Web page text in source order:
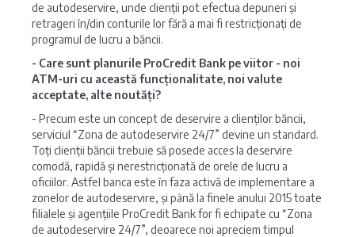
de autodeservire, unde clienții pot efectua depuneri și
retrageri în/din conturile lor fără a mai fi restricționați de
programul de lucru a băncii.
- Care sunt planurile ProCredit Bank pe viitor - noi
ATM-uri cu această funcționalitate, noi valute
acceptate, alte noutăți?
- Precum este un concept de deservire a clienților băncii,
serviciul “Zona de autodeservire 24/7” devine un standard.
Toți clienții băncii trebuie să posede acces la deservire
comodă, rapidă și nerestricționată de orele de lucru a
oficiilor. Astfel banca este în faza activă de implementare a
zonelor de autodeservire, și până la finele anului 2015 toate
filialele și agențiile ProCredit Bank for fi echipate cu “Zona
de autodeservire 24/7”, deoarece noi apreciem timpul